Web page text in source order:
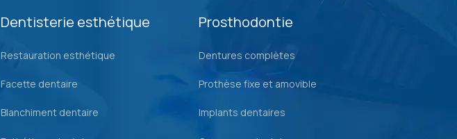
Dentisterie esthétique
Restauration esthétique
Facette dentaire
Blanchiment dentaire
Prosthodontie
Dentures complètes
Prothèse fixe et amovible
Implants dentaires